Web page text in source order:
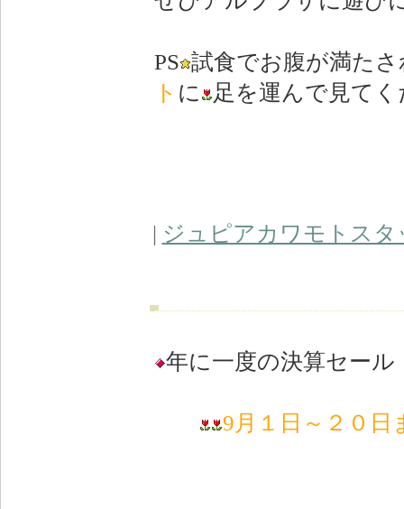
PS 試食でお腹が満た
ト に 足を運んで見て
| ジュピアカワモトスタ
年に一度の決算セー
9月１日～２０日